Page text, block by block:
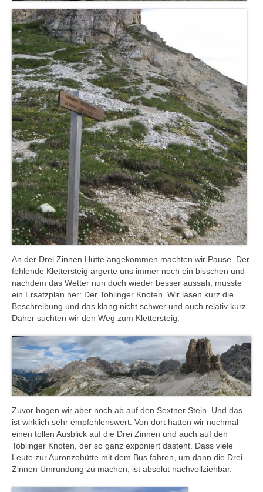
An der Drei Zinnen Hütte angekommen machten wir Pause. Der
fehlende Klettersteig ärgerte uns immer noch ein bisschen und
nachdem das Wetter nun doch wieder besser aussah, musste
ein Ersatzplan her: Der Toblinger Knoten. Wir lasen kurz die
Beschreibung und das klang nicht schwer und auch relativ kurz.
Daher suchten wir den Weg zum Klettersteig.
Zuvor bogen wir aber noch ab auf den Sextner Stein. Und das
ist wirklich sehr empfehlenswert. Von dort hatten wir nochmal
einen tollen Ausblick auf die Drei Zinnen und auch auf den
Toblinger Knoten, der so ganz exponiert dasteht. Dass viele
Leute zur Auronzohütte mit dem Bus fahren, um dann die Drei
Zinnen Umrundung zu machen, ist absolut nachvollziehbar.